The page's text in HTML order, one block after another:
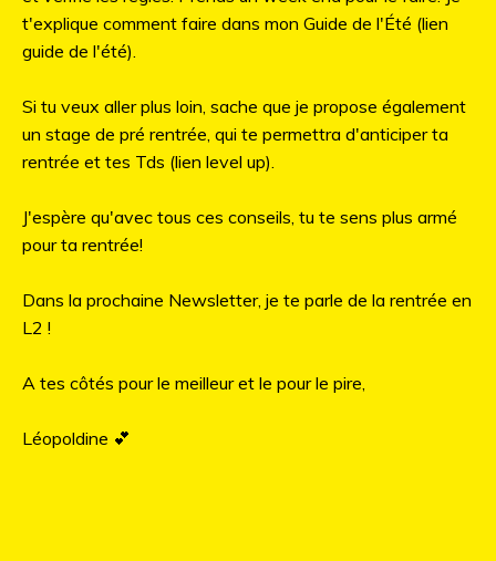
t'explique comment faire dans mon Guide de l'Été (lien
guide de l'été).
Si tu veux aller plus loin, sache que je propose également
un stage de pré rentrée, qui te permettra d'anticiper ta
rentrée et tes Tds (lien level up).
J'espère qu'avec tous ces conseils, tu te sens plus armé
pour ta rentrée!
Dans la prochaine Newsletter, je te parle de la rentrée en
L2 !
A tes côtés pour le meilleur et le pour le pire,
Léopoldine 💕